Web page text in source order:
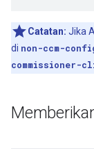
Catatan: Jika
di non-ccm-
commissioner-